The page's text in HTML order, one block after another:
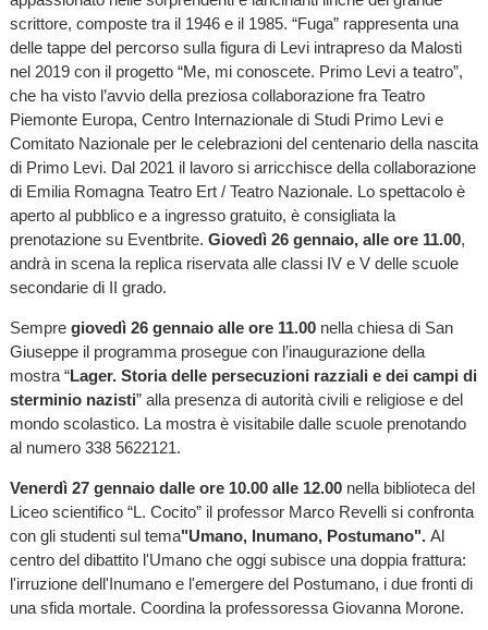
scrittore, composte tra il 1946 e il 1985. “Fuga” rappresenta una
delle tappe del percorso sulla figura di Levi intrapreso da Malosti
nel 2019 con il progetto “Me, mi conoscete. Primo Levi a teatro”,
che ha visto l’avvio della preziosa collaborazione fra Teatro
Piemonte Europa, Centro Internazionale di Studi Primo Levi e
Comitato Nazionale per le celebrazioni del centenario della nascita
di Primo Levi. Dal 2021 il lavoro si arricchisce della collaborazione
di Emilia Romagna Teatro Ert / Teatro Nazionale. Lo spettacolo è
aperto al pubblico e a ingresso gratuito, è consigliata la
prenotazione su Eventbrite. Giovedì 26 gennaio, alle ore 11.00,
andrà in scena la replica riservata alle classi IV e V delle scuole
secondarie di II grado.
Sempre giovedì 26 gennaio alle ore 11.00 nella chiesa di San
Giuseppe il programma prosegue con l’inaugurazione della
mostra “Lager. Storia delle persecuzioni razziali e dei campi di
sterminio nazisti” alla presenza di autorità civili e religiose e del
mondo scolastico. La mostra è visitabile dalle scuole prenotando
al numero 338 5622121.
Venerdì 27 gennaio dalle ore 10.00 alle 12.00 nella biblioteca del
Liceo scientifico “L. Cocito” il professor Marco Revelli si confronta
con gli studenti sul tema"Umano, Inumano, Postumano". Al
centro del dibattito l'Umano che oggi subisce una doppia frattura:
l'irruzione dell'Inumano e l'emergere del Postumano, i due fronti di
una sfida mortale. Coordina la professoressa Giovanna Morone.